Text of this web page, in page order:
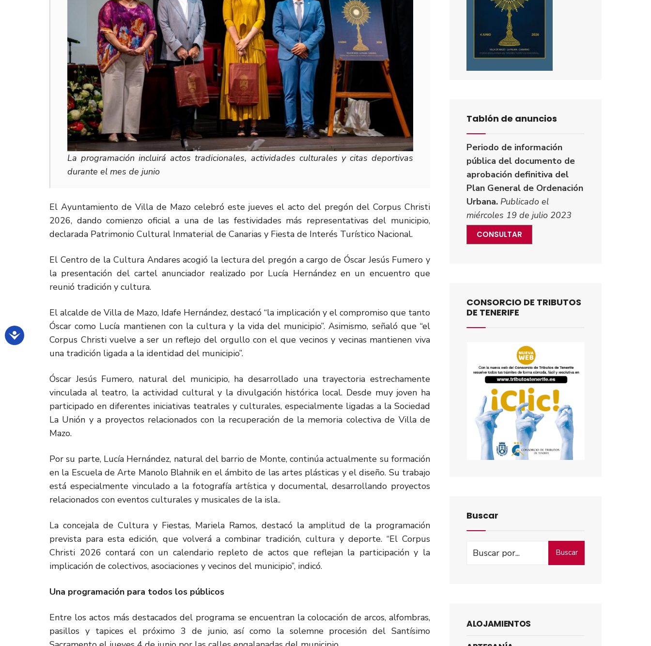
La programación incluirá actos tradicionales, actividades culturales y citas deportivas
durante el mes de junio
El Ayuntamiento de Villa de Mazo celebró este jueves el acto del pregón del Corpus Christi
2026, dando comienzo oficial a una de las festividades más representativas del municipio,
declarada Patrimonio Cultural Inmaterial de Canarias y Fiesta de Interés Turístico Nacional.
El Centro de la Cultura Andares acogió la lectura del pregón a cargo de Óscar Jesús Fumero y
la presentación del cartel anunciador realizado por Lucía Hernández en un encuentro que
reunió tradición y cultura.
El alcalde de Villa de Mazo, Idafe Hernández, destacó “la implicación y el compromiso que tanto
Óscar como Lucía mantienen con la cultura y la vida del municipio”. Asimismo, señaló que “el
Corpus Christi vuelve a ser un reflejo del orgullo con el que vecinos y vecinas mantienen viva
una tradición ligada a la identidad del municipio”.
Óscar Jesús Fumero, natural del municipio, ha desarrollado una trayectoria estrechamente
vinculada al teatro, la actividad cultural y la divulgación histórica local. Desde muy joven ha
participado en diferentes iniciativas teatrales y culturales, especialmente ligadas a la Sociedad
La Unión y a proyectos relacionados con la recuperación de la memoria colectiva de Villa de
Mazo.
Por su parte, Lucía Hernández, natural del barrio de Monte, continúa actualmente su formación
en la Escuela de Arte Manolo Blahnik en el ámbito de las artes plásticas y el diseño. Su trabajo
está especialmente vinculado a la fotografía artística y documental, desarrollando proyectos
relacionados con eventos culturales y musicales de la isla..
La concejala de Cultura y Fiestas, Mariela Ramos, destacó la amplitud de la programación
prevista para esta edición, que volverá a combinar tradición, cultura y deporte. “El Corpus
Christi 2026 contará con un calendario repleto de actos que reflejan la participación y la
implicación de colectivos, asociaciones y vecinos del municipio”, indicó.
Una programación para todos los públicos
Entre los actos más destacados del programa se encuentran la colocación de arcos, alfombras,
pasillos y tapices el próximo 3 de junio, así como la solemne procesión del Santísimo
Tablón de anuncios
Periodo de información
pública del documento de
aprobación definitiva del
Plan General de Ordenación
Urbana. Publicado el
miércoles 19 de julio 2023
CONSULTAR
CONSORCIO DE TRIBUTOS
DE TENERIFE
Buscar
Buscar
ALOJAMIENTOS